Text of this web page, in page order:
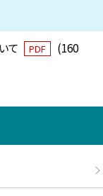
て PDF
(160